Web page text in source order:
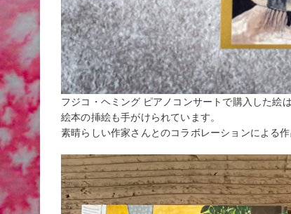
フジコ・ヘミング ピアノコンサートで購入した絵
絵本の挿絵も手がけられています。
素晴らしい作家さんとのコラボレーションによる